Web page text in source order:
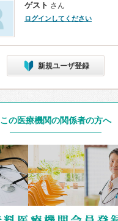
ゲスト さん
ログインしてください
新規ユーザ登録
この医療機関の関係者の方へ